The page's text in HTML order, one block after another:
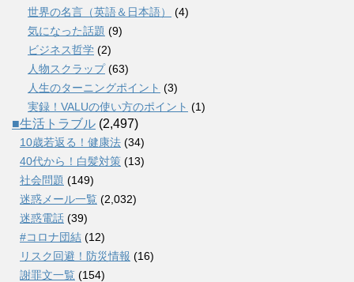
世界の名言（英語＆日本語）
(4)
気になった話題 (9)
ビジネス哲学 (2)
人物スクラップ(63)
人生のターニングポイント (3)
実録！VALUの使い方のポイント (1)
■生活トラブル (2,497)
10歳若返る！健康法 (34)
40代から！白髪対策 (13)
社会問題 (149)
迷惑メール一覧 (2,032)
迷惑電話 (39)
#コロナ団結 (12)
リスク回避！防災情報 (16)
謝罪文一覧 (154)